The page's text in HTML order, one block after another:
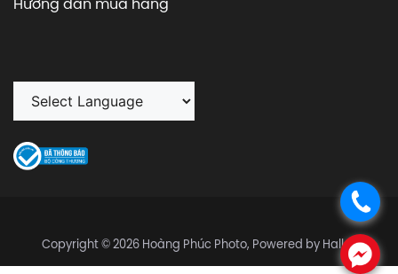
.
.
Copyright © 2026 Hoàng Phúc Photo, Powered by Halley